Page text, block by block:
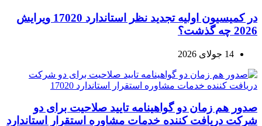
در کمیسیون اولیه تجدید نظر استاندارد 17020 ویرایش
2026 چه گذشت؟
14 جولای 2026
صدور هم زمان دو گواهینامه تایید صلاحیت برای دو
شرکت دریافت کننده خدمات مشاوره استقرار استاندارد